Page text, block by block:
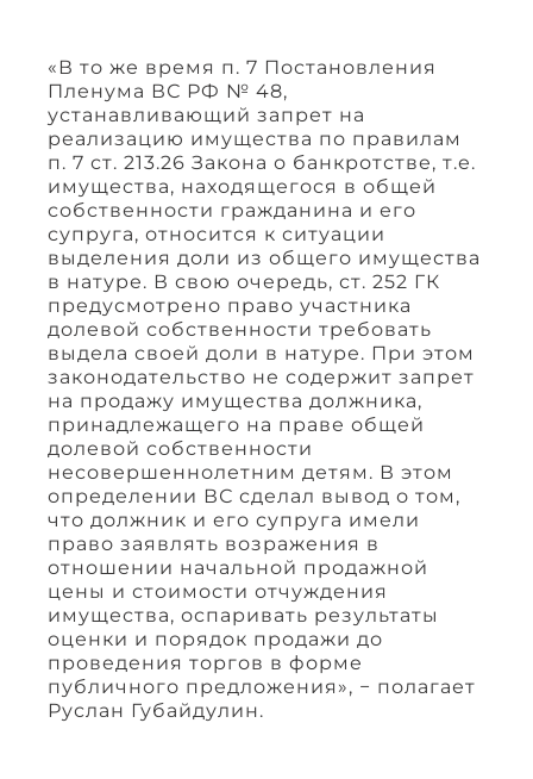
«В то же время п. 7 Постановления
Пленума ВС РФ № 48,
устанавливающий запрет на
реализацию имущества по правилам
п. 7 ст. 213.26 Закона о банкротстве, т.е.
имущества, находящегося в общей
собственности гражданина и его
супруга, относится к ситуации
выделения доли из общего имущества
в натуре. В свою очередь, ст. 252 ГК
предусмотрено право участника
долевой собственности требовать
выдела своей доли в натуре. При этом
законодательство не содержит запрет
на продажу имущества должника,
принадлежащего на праве общей
долевой собственности
несовершеннолетним детям. В этом
определении ВС сделал вывод о том,
что должник и его супруга имели
право заявлять возражения в
отношении начальной продажной
цены и стоимости отчуждения
имущества, оспаривать результаты
оценки и порядок продажи до
проведения торгов в форме
публичного предложения», − полагает
Руслан Губайдулин.